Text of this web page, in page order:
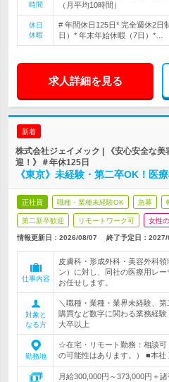
時間
（月平均10時間）
休日
休暇
# 年間休日125日* 完全週休2日
日）* 年末年始休暇（7日）*…
求人詳細を見る
新着
株式会社ジェイメック | 《安心安全な
迎！》＃年休125日
《東京》未経験・第二卒OK！医
正社員 職種・業種未経験OK 急募
第二新卒歓迎 リモートワーク可 女性
情報更新日：2026/08/07 終了予定日： 2027/
仕事内容
皮膚科・形成外科・美容外科
ン）に対し、同社の医療用レ
お任せします。
対象と
なる方
＼職種・業種・業界未経験、
購買など数字に関わる業務経
大卒以上
勤務地
☆在宅・リモート勤務：相談
の可能性はあります。） ■本社
月給300,000円～373,000円＋